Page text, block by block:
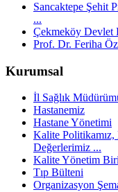
Sancaktepe Şehit
...
Çekmeköy Devlet
Prof. Dr. Feriha
Kurumsal
İl Sağlık
Hastanemiz
Hastane Yönetimi
Kalite
Değerlerimiz ...
Kalite Yönetim
Tıp Bülteni
Organizasyon